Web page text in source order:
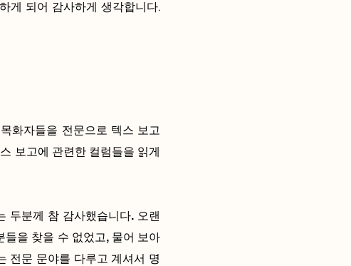
게 되어 감사하게 생각합니다.
화자들을 전문으로 텍스 보고
보고에 관련한 컬럼들을 읽게
두분께 참 감사했습니다. 오랜
을 찾을 수 없었고, 물어 보아
전문 문야를 다루고 계셔서 명